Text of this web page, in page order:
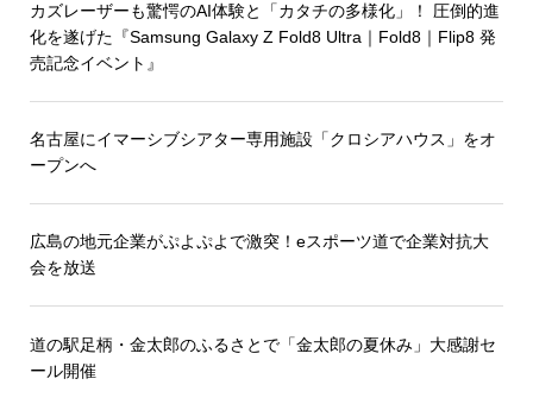
カズレーザーも驚愕のAI体験と「カタチの多様化」！ 圧倒的進
化を遂げた『Samsung Galaxy Z Fold8 Ultra｜Fold8｜Flip8 発
売記念イベント』
名古屋にイマーシブシアター専用施設「クロシアハウス」をオ
ープンへ
広島の地元企業がぷよぷよで激突！eスポーツ道で企業対抗大
会を放送
道の駅足柄・金太郎のふるさとで「金太郎の夏休み」大感謝セ
ール開催